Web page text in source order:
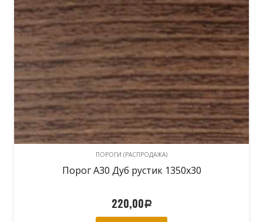
ПОРОГИ (РАСПРОДАЖА)
Порог А30 Дуб рустик 1350х30
220,00Р